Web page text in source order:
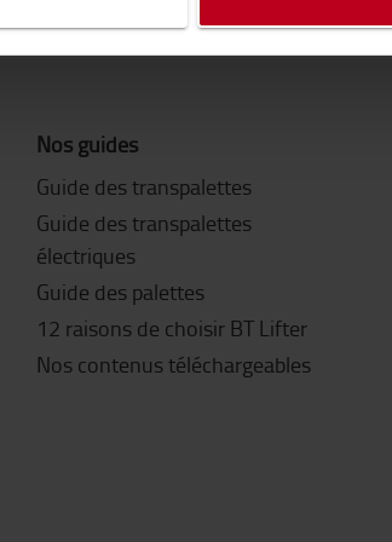
Nos guides
Guide des transpalettes
Guide des transpalettes
électriques
Guide des palettes
12 raisons de choisir BT Lifter
Nos contenus téléchargeables